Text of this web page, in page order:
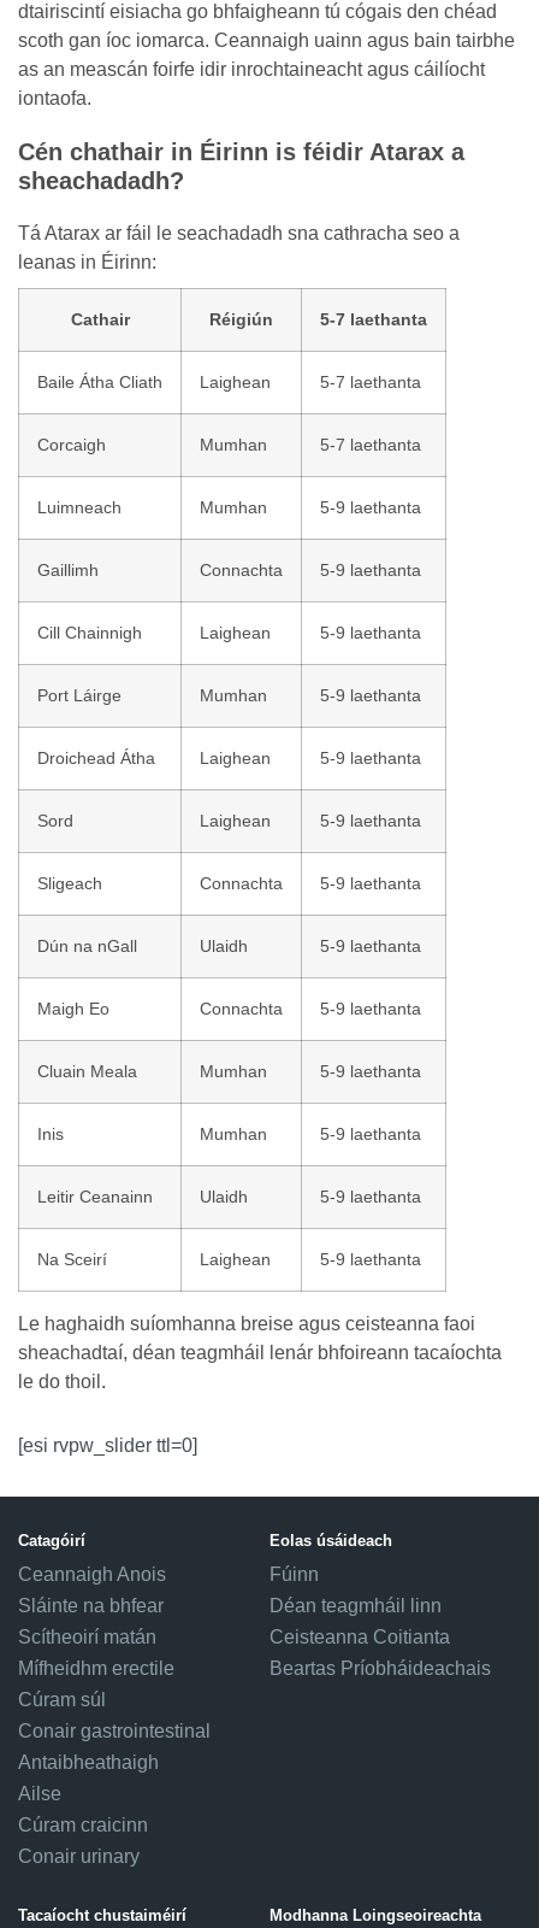
dtairiscintí eisiacha go bhfaigheann tú cógais den chéad
scoth gan íoc iomarca. Ceannaigh uainn agus bain tairbhe
as an meascán foirfe idir inrochtaineacht agus cáilíocht
iontaofa.
Cén chathair in Éirinn is féidir Atarax a
sheachadadh?
Tá Atarax ar fáil le seachadadh sna cathracha seo a
leanas in Éirinn:
Cathair Réigiún 5-7 laethanta
Baile Átha Cliath Laighean 5-7 laethanta
Corcaigh Mumhan 5-7 laethanta
Luimneach Mumhan 5-9 laethanta
Gaillimh Connachta 5-9 laethanta
Cill Chainnigh Laighean 5-9 laethanta
Port Láirge Mumhan 5-9 laethanta
Droichead Átha Laighean 5-9 laethanta
Sord Laighean 5-9 laethanta
Sligeach Connachta 5-9 laethanta
Dún na nGall Ulaidh 5-9 laethanta
Maigh Eo Connachta 5-9 laethanta
Cluain Meala Mumhan 5-9 laethanta
Inis Mumhan 5-9 laethanta
Leitir Ceanainn Ulaidh 5-9 laethanta
Na Sceirí Laighean 5-9 laethanta
Le haghaidh suíomhanna breise agus ceisteanna faoi
sheachadtaí, déan teagmháil lenár bhfoireann tacaíochta
le do thoil.
[esi rvpw_slider ttl=0]
Catagóirí
Ceannaigh Anois
Sláinte na bhfear
Scítheoirí matán
Mífheidhm erectile
Cúram súl
Conair gastrointestinal
Antaibheathaigh
Ailse
Cúram craicinn
Conair urinary
Eolas úsáideach
Fúinn
Déan teagmháil linn
Ceisteanna Coitianta
Beartas Príobháideachais
Tacaíocht chustaiméirí Modhanna Loingseoireachta